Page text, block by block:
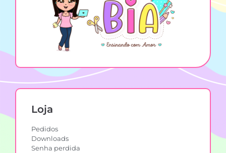
Loja
Pedidos
Downloads
Senha perdida